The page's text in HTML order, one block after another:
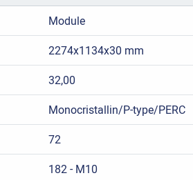
Module
2274x1134x30 mm
32,00
Monocristallin/P-type/PERC
72
182 - M10